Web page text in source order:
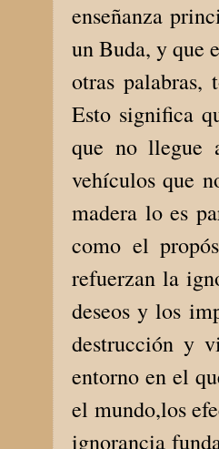
enseñanza
un Buda, y que
otras palabras,
Esto significa
que no llegue
vehículos que
madera lo es
como el
refuerzan la
deseos y los
destrucción y
entorno en el
el mundo,los
ignorancia